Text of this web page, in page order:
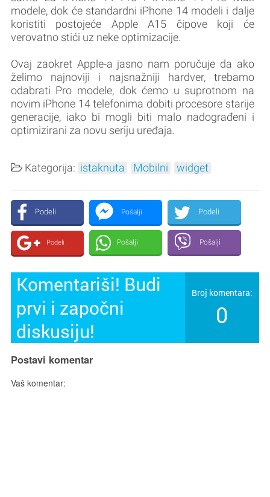
modele, dok će standardni iPhone 14 modeli i dalje
koristiti postojeće Apple A15 čipove koji će
verovatno stići uz neke optimizacije.
Ovaj zaokret Apple-a jasno nam poručuje da ako
želimo najnoviji i najsnažniji hardver, trebamo
odabrati Pro modele, dok ćemo u suprotnom na
novim iPhone 14 telefonima dobiti procesore starije
generacije, iako bi mogli biti malo nadograđeni i
optimizirani za novu seriju uređaja.
Kategorija: istaknuta Mobilni widget
Podeli Pošalji Podeli
Podeli Pošalji Pošalji
Komentariši! Budi
prvi i započni
diskusiju!
Broj komentara:
0
Postavi komentar
Vaš komentar: